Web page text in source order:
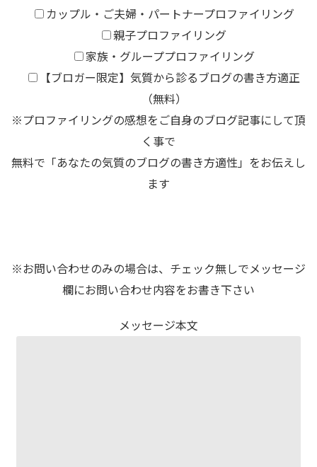
カップル・ご夫婦・パートナープロファイリング
親子プロファイリング
家族・グループプロファイリング
【ブロガー限定】気質から診るブログの書き方適正
（無料）
※プロファイリングの感想をご自身のブログ記事にして頂
く事で
無料で「あなたの気質のブログの書き方適性」をお伝えし
ます
※お問い合わせのみの場合は、チェック無しでメッセージ
欄にお問い合わせ内容をお書き下さい
メッセージ本文